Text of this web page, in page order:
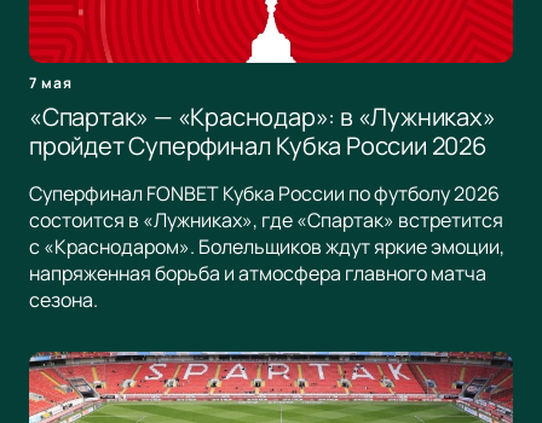
7 мая
«Спартак» — «Краснодар»: в «Лужниках»
пройдет Суперфинал Кубка России 2026
Суперфинал FONBET Кубка России по футболу 2026
состоится в «Лужниках», где «Спартак» встретится
с «Краснодаром». Болельщиков ждут яркие эмоции,
напряженная борьба и атмосфера главного матча
сезона.